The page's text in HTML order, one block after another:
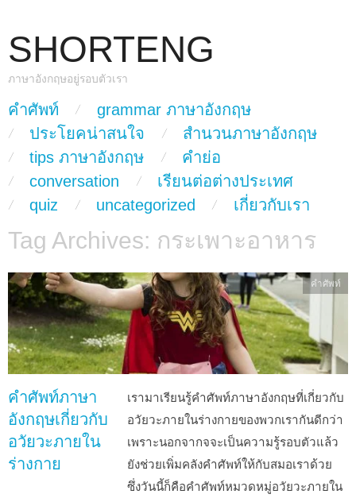
SHORTENG
ภาษาอังกฤษอยู่รอบตัวเรา
Main Menu
skip to content
คำศัพท์
grammar ภาษาอังกฤษ
ประโยคน่าสนใจ
สำนวนภาษาอังกฤษ
tips ภาษาอังกฤษ
คำย่อ
conversation
เรียนต่อต่างประเทศ
quiz
uncategorized เกี่ยวกับเรา
Tag Archives: กระเพาะอาหาร
คำศัพท์ภาษา
อังกฤษเกี่ยวกับ
อวัยวะภายใน
ร่างกาย
เรามาเรียนรู้คำศัพท์ภาษาอังกฤษที่เกี่ยวกับ
อวัยวะภายในร่างกายของพวกเรากันดีกว่า
เพราะนอกจากจจะเป็นความรู้รอบตัวแล้ว
ยังช่วยเพิ่มคลังคำศัพท์ให้กับสมอเราด้วย
ซึ่งวันนี้ก็คือคำศัพท์หมวดหมู่อวัยวะภายใน
คำศัพท์